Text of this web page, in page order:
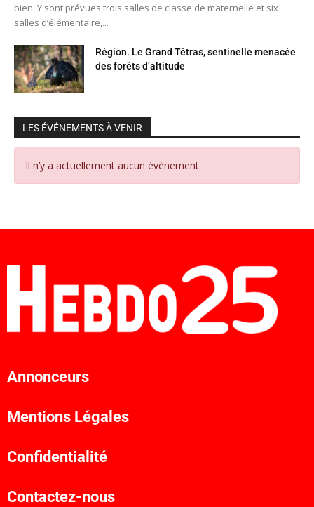
bien. Y sont prévues trois salles de classe de maternelle et six
salles d’élémentaire,...
Région. Le Grand Tétras, sentinelle menacée
des forêts d’altitude
LES ÉVÉNEMENTS À VENIR
Il n’y a actuellement aucun évènement.
Annonceurs
Mentions Légales
Confidentialité
Contactez-nous